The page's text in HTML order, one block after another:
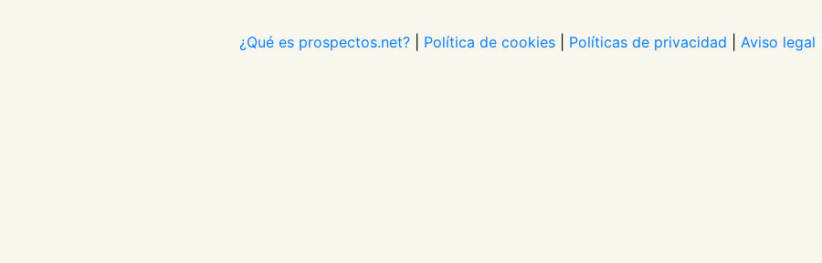
¿Qué es prospectos.net?| Política de cookies| Políticas de privacidad Aviso legal